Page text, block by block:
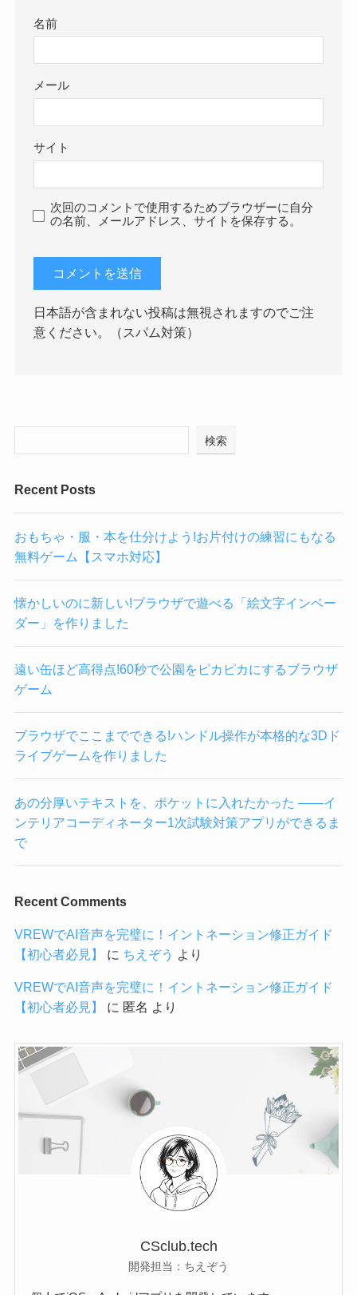
名前
メール
サイト
次回のコメントで使用するためブラウザーに自分
の名前、メールアドレス、サイトを保存する。
日本語が含まれない投稿は無視されますのでご注
意ください。（スパム対策）
検索
Recent Posts
おもちゃ・服・本を仕分けよう!お片付けの練習にもなる
無料ゲーム【スマホ対応】
懐かしいのに新しい!ブラウザで遊べる「絵文字インベー
ダー」を作りました
遠い缶ほど高得点!60秒で公園をピカピカにするブラウザ
ゲーム
ブラウザでここまでできる!ハンドル操作が本格的な3Dド
ライブゲームを作りました
あの分厚いテキストを、ポケットに入れたかった ——イ
ンテリアコーディネーター1次試験対策アプリができるま
で
Recent Comments
VREWでAI音声を完璧に！イントネーション修正ガイド
【初心者必見】
に ちえぞう より
VREWでAI音声を完璧に！イントネーション修正ガイド
【初心者必見】
に 匿名 より
CSclub.tech
開発担当：ちえぞう